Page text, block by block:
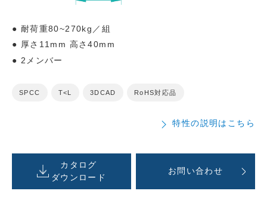
耐荷重80~270kg／組
厚さ11mm 高さ40mm
2メンバー
SPCC T<L 3DCAD RoHS対応品
特性の説明はこちら
カタログ
ダウンロード
お問い合わせ